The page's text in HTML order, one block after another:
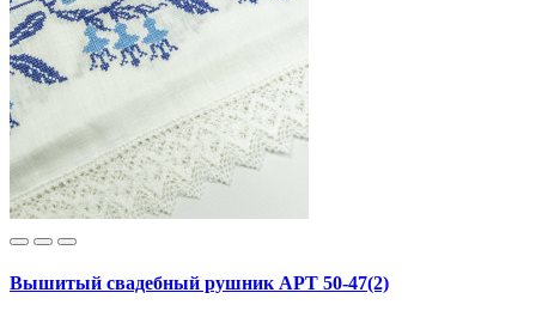
Вышитый свадебный рушник АРТ 50-47(2)